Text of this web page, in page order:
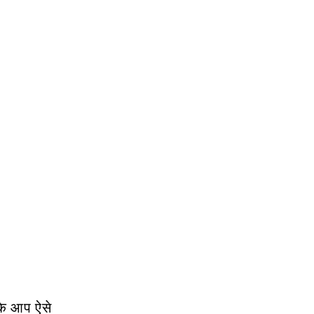
आप ऐसे